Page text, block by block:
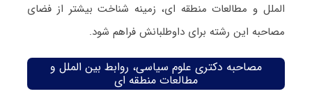
الملل و مطالعات منطقه ای، زمینه شناخت بیشتر از فضای
مصاحبه این رشته برای داوطلبانش فراهم شود.
مصاحبه دکتری علوم سیاسی، روابط بین الملل و
مطالعات منطقه ای